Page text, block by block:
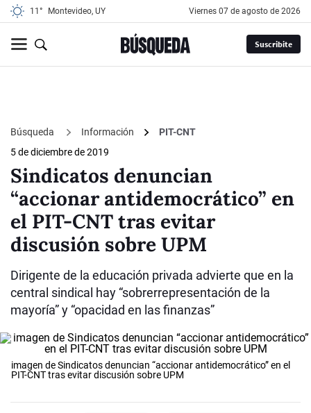
11° Montevideo, UY viernes 07 de agosto de 2026
Suscribite
Búsqueda Información
PIT-CNT
5 de diciembre de 2019
Sindicatos denuncian
“accionar antidemocrático” en
el PIT-CNT tras evitar
discusión sobre UPM
Dirigente de la educación privada advierte que en la
central sindical hay “sobrerrepresentación de la
mayoría” y “opacidad en las finanzas”
imagen de Sindicatos denuncian “accionar antidemocrático” en el
PIT-CNT tras evitar discusión sobre UPM